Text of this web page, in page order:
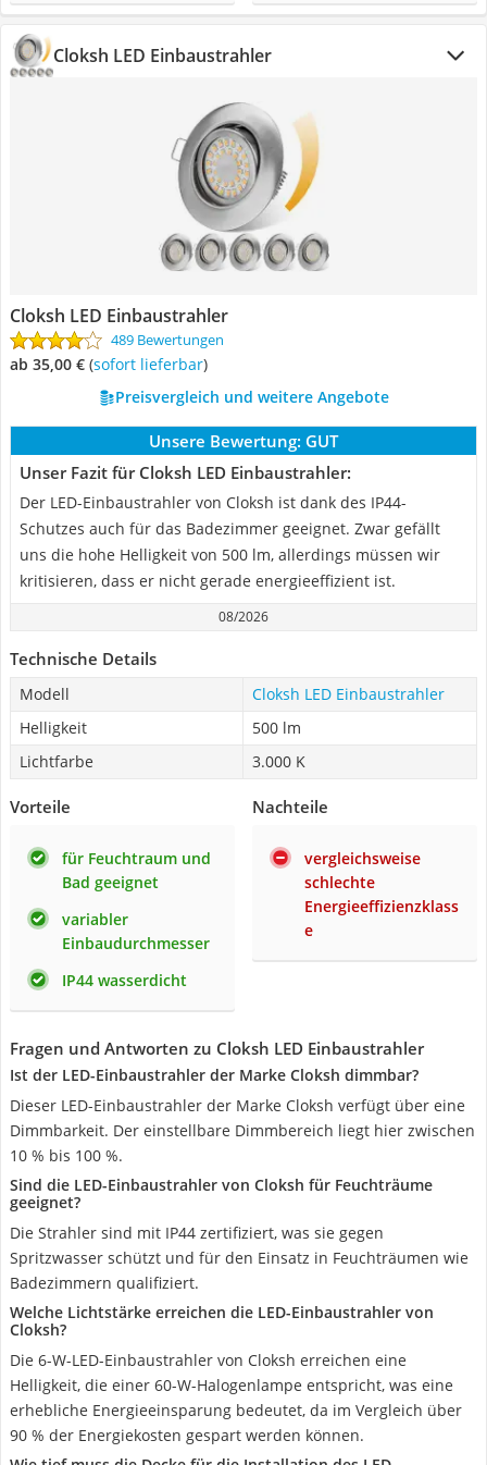
Cloksh LED Einbaustrahler
Cloksh LED Einbaustrahler
489 Bewertungen
ab 35,00 € ( Sofort lieferbar)
Preisvergleich und weitere Angebote
Unsere Bewertung: GUT
Unser Fazit für Cloksh LED Einbaustrahler:
Der LED-Einbaustrahler von Cloksh ist dank des IP44-
Schutzes auch für das Badezimmer geeignet. Zwar gefällt
uns die hohe Helligkeit von 500 lm, allerdings müssen wir
kritisieren, dass er nicht gerade energieeffizient ist.
08/2026
Technische Details
Modell
Cloksh LED Einbaustrahler
Helligkeit
500 lm
Lichtfarbe
3.000 K
Vorteile
für Feuchtraum und
Bad geeignet
variabler
Einbaudurchmesser
IP44 wasserdicht
Nachteile
vergleichsweise
schlechte
Energieeffizienzklass
e
Fragen und Antworten zu Cloksh LED Einbaustrahler
Ist der LED-Einbaustrahler der Marke Cloksh dimmbar?
Dieser LED-Einbaustrahler der Marke Cloksh verfügt über eine
Dimmbarkeit. Der einstellbare Dimmbereich liegt hier zwischen
10 % bis 100 %.
Sind die LED-Einbaustrahler von Cloksh für Feuchträume
geeignet?
Die Strahler sind mit IP44 zertifiziert, was sie gegen
Spritzwasser schützt und für den Einsatz in Feuchträumen wie
Badezimmern qualifiziert.
Welche Lichtstärke erreichen die LED-Einbaustrahler von
Cloksh?
Die 6-W-LED-Einbaustrahler von Cloksh erreichen eine
Helligkeit, die einer 60-W-Halogenlampe entspricht, was eine
erhebliche Energieeinsparung bedeutet, da im Vergleich über
90 % der Energiekosten gespart werden können.